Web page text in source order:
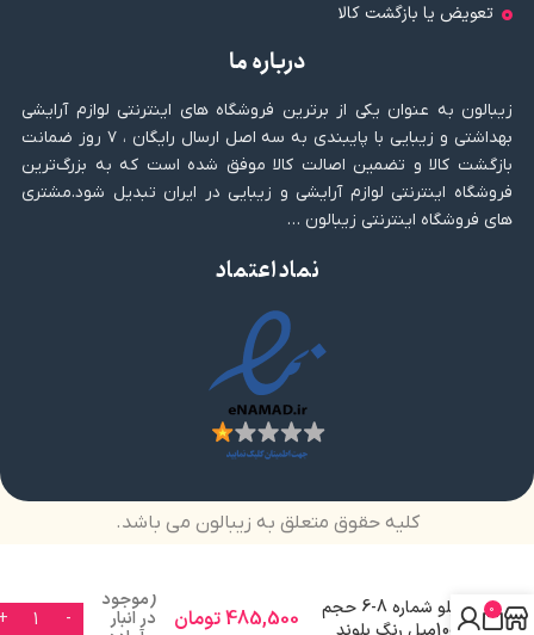
تعویض یا بازگشت کالا
درباره ما
زیبالون به عنوان یکی از برترین فروشگاه های اینترنتی لوازم آرایشی
بهداشتی و زیبایی با پایبندی به سه اصل ارسال رایگان ، ۷ روز ضمانت
بازگشت کالا و تضمین اصالت کالا موفق شده است که به بزرگ‌ترین
فروشگاه اینترنتی لوازم آرایشی و زیبایی در ایران تبدیل شود.مشتری
های فروشگاه اینترنتی زیبالون …
نماد اعتماد
کلیه حقوق متعلق به زیبالون می باشد.
بلو شماره 8-6 حجم
485,500تومان
(موجود
در انبار 0